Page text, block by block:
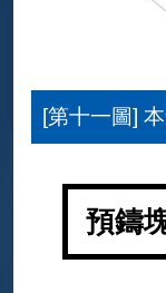
[第十一圖]
預鑄